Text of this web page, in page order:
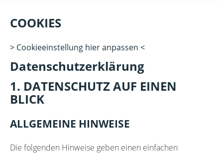
COOKIES
> Cookieeinstellung hier anpassen <
Datenschutzerklärung
1. DATENSCHUTZ AUF EINEN
BLICK
ALLGEMEINE HINWEISE
Die folgenden Hinweise geben einen einfachen